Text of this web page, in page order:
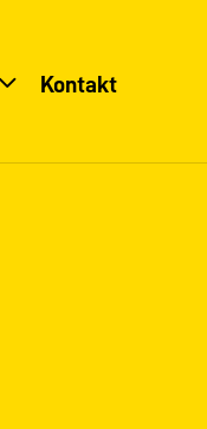
Kontakt